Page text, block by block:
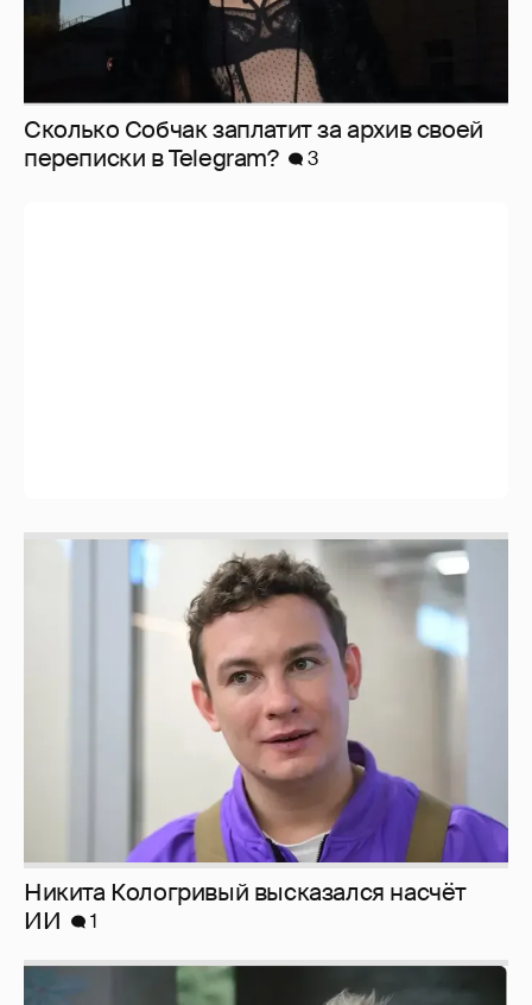
Сколько Собчак заплатит за архив своей
перeписки в Telegram?
3
Никита Кологривый высказался насчёт